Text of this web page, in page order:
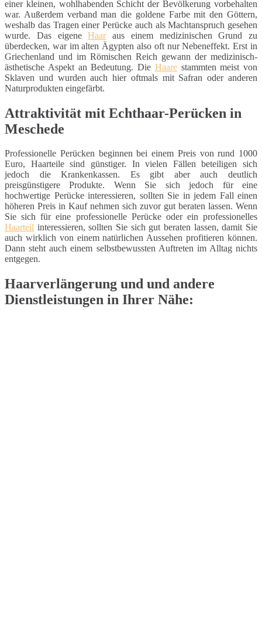
einer kleinen, wohlhabenden Schicht der Bevölkerung vorbehalten
war. Außerdem verband man die goldene Farbe mit den Göttern,
weshalb das Tragen einer Perücke auch als Machtanspruch gesehen
wurde. Das eigeneHaaraus einem medizinischen Grund zu
überdecken, war im alten Ägypten also oft nur Nebeneffekt. Erst in
Griechenland und im Römischen Reich gewann der medizinisch-
ästhetische Aspekt an Bedeutung. Die Haarestammten meist von
Sklaven und wurden auch hier oftmals mit Safran oder anderen
Naturprodukten eingefärbt.
Attraktivität mit Echthaar-Perücken in
Meschede
Professionelle Perücken beginnen bei einem Preis von rund 1000
Euro, Haarteile sind günstiger. In vielen Fällen beteiligen sich
jedoch die Krankenkassen. Es gibt aber auch deutlich
preisgünstigere Produkte. Wenn Sie sich jedoch für eine
hochwertige Perücke interessieren, sollten Sie in jedem Fall einen
höheren Preis in Kauf nehmen sich zuvor gut beraten lassen. Wenn
Sie sich für eine professionelle Perücke oder ein professionelles
Haarteil interessieren, sollten Sie sich gut beraten lassen, damit Sie
auch wirklich von einem natürlichen Aussehen profitieren können.
Dann steht auch einem selbstbewussten Auftreten im Alltag nichts
entgegen.
Haarverlängerung und und andere
Dienstleistungen in Ihrer Nähe: